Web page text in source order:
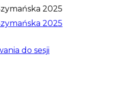
do sesji